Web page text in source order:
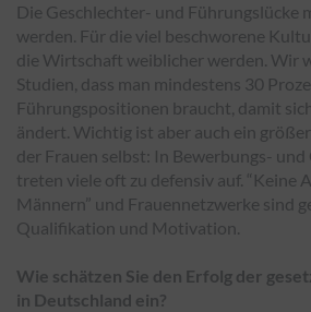
Die Geschlechter- und Führungslücke
werden. Für die viel beschworene
die Wirtschaft weiblicher werden. Wir
Studien, dass man mindestens 30
Führungspositionen braucht, damit
ändert. Wichtig ist aber auch ein
der Frauen selbst: In Bewerbungs-
treten viele oft zu defensiv auf. “Keine
Männern” und Frauennetzwerke sind
Qualifikation und Motivation.
Wie schätzen Sie den Erfolg der
in Deutschland ein?